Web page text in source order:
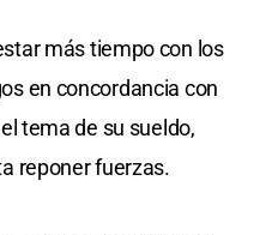
más tiempo con los
en concordancia con
tema de su sueldo,
reponer fuerzas.